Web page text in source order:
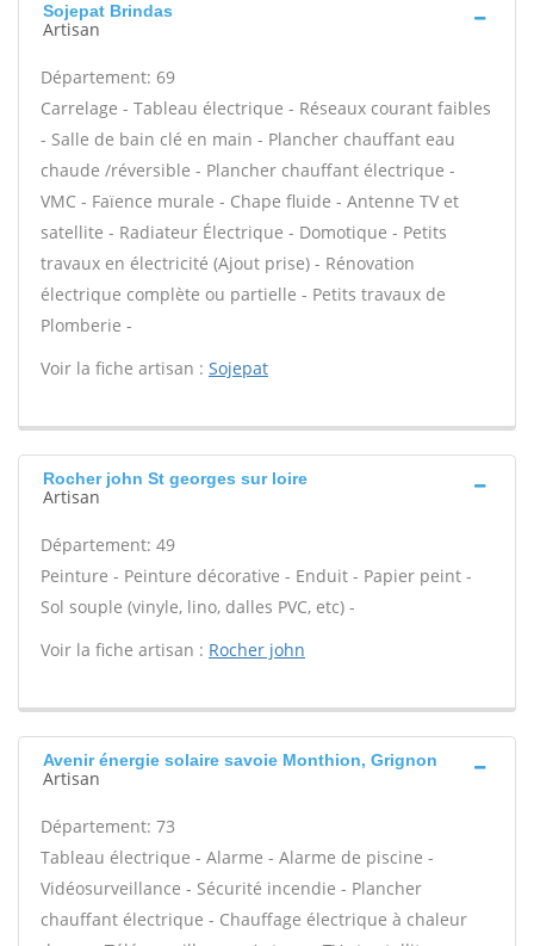
Sojepat Brindas
Artisan
Département: 69
Carrelage - Tableau électrique - Réseaux courant faibles
- Salle de bain clé en main - Plancher chauffant eau
chaude /réversible - Plancher chauffant électrique -
VMC - Faïence murale - Chape fluide - Antenne TV et
satellite - Radiateur Électrique - Domotique - Petits
travaux en électricité (Ajout prise) - Rénovation
électrique complète ou partielle - Petits travaux de
Plomberie -
Voir la fiche artisan : Sojepat
Rocher john St georges sur loire
Artisan
Département: 49
Peinture - Peinture décorative - Enduit - Papier peint -
Sol souple (vinyle, lino, dalles PVC, etc) -
Voir la fiche artisan : Rocher john
Avenir énergie solaire savoie Monthion, Grignon
Artisan
Département: 73
Tableau électrique - Alarme - Alarme de piscine -
Vidéosurveillance - Sécurité incendie - Plancher
chauffant électrique - Chauffage électrique à chaleur